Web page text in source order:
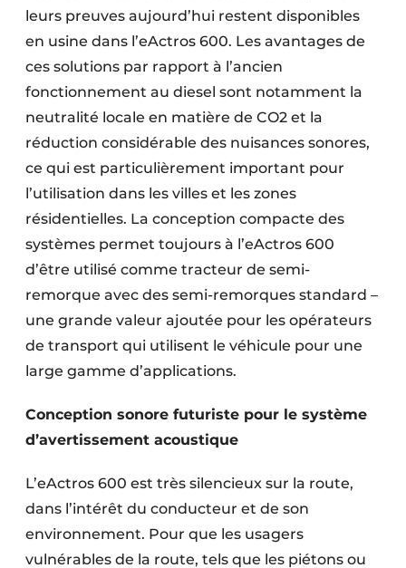
leurs preuves aujourd’hui restent disponibles
en usine dans l’eActros 600. Les avantages de
ces solutions par rapport à l’ancien
fonctionnement au diesel sont notamment la
neutralité locale en matière de CO2 et la
réduction considérable des nuisances sonores,
ce qui est particulièrement important pour
l’utilisation dans les villes et les zones
résidentielles. La conception compacte des
systèmes permet toujours à l’eActros 600
d’être utilisé comme tracteur de semi-
remorque avec des semi-remorques standard –
une grande valeur ajoutée pour les opérateurs
de transport qui utilisent le véhicule pour une
large gamme d’applications.
Conception sonore futuriste pour le système
d’avertissement acoustique
L’eActros 600 est très silencieux sur la route,
dans l’intérêt du conducteur et de son
environnement. Pour que les usagers
vulnérables de la route, tels que les piétons ou